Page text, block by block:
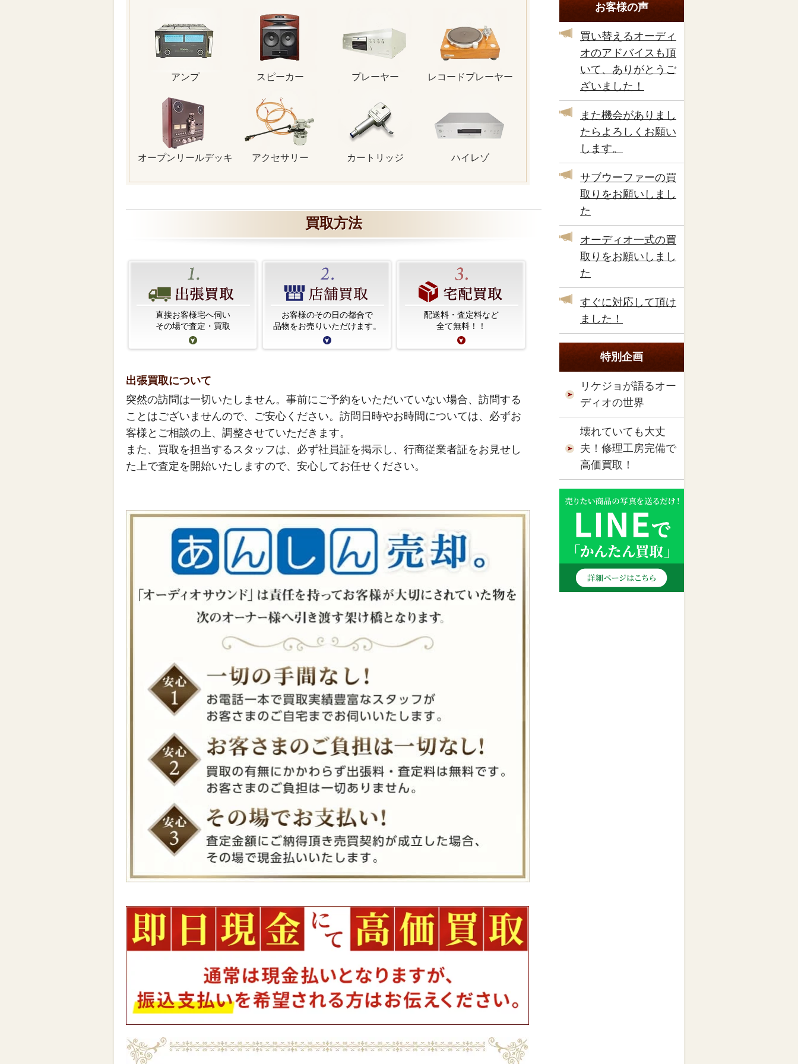
アンプ スピーカー プレーヤー レコードプレーヤー
オープンリールデッキ アクセサリー カートリッジ ハイレゾ
買取方法
直接お客様宅へ伺い
その場で査定・買取
お客様のその日の都合で
品物をお売りいただけます。
配送料・査定料など
全て無料！！
出張買取について
突然の訪問は一切いたしません。事前にご予約をいただいていない場合、訪問する
ことはございませんので、ご安心ください。訪問日時やお時間については、必ずお
客様とご相談の上、調整させていただきます。
また、買取を担当するスタッフは、必ず社員証を掲示し、行商従業者証をお見せし
た上で査定を開始いたしますので、安心してお任せください。
お客様の声
買い替えるオーディ
オのアドバイスも頂
いて、ありがとうご
ざいました！
また機会がありまし
たらよろしくお願い
します。
サブウーファーの買
取りをお願いしまし
た
オーディオ一式の買
取りをお願いしまし
た
すぐに対応して頂け
ました！
特別企画
リケジョが語るオー
ディオの世界
壊れていても大丈
夫！修理工房完備で
高価買取！